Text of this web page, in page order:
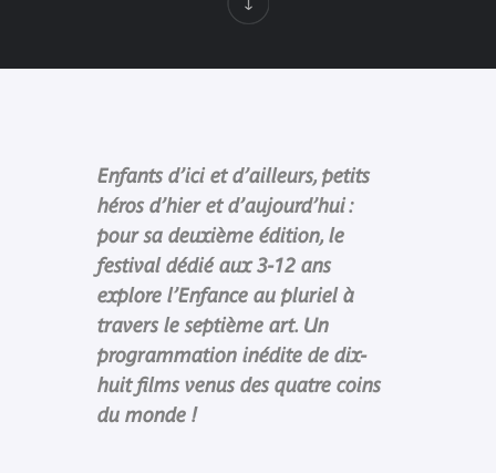
Enfants d’ici et d’ailleurs, petits
héros d’hier et d’aujourd’hui :
pour sa deuxième édition, le
festival dédié aux 3-12 ans
explore l’Enfance au pluriel à
travers le septième art. Un
programmation inédite de dix-
huit films venus des quatre coins
du monde !